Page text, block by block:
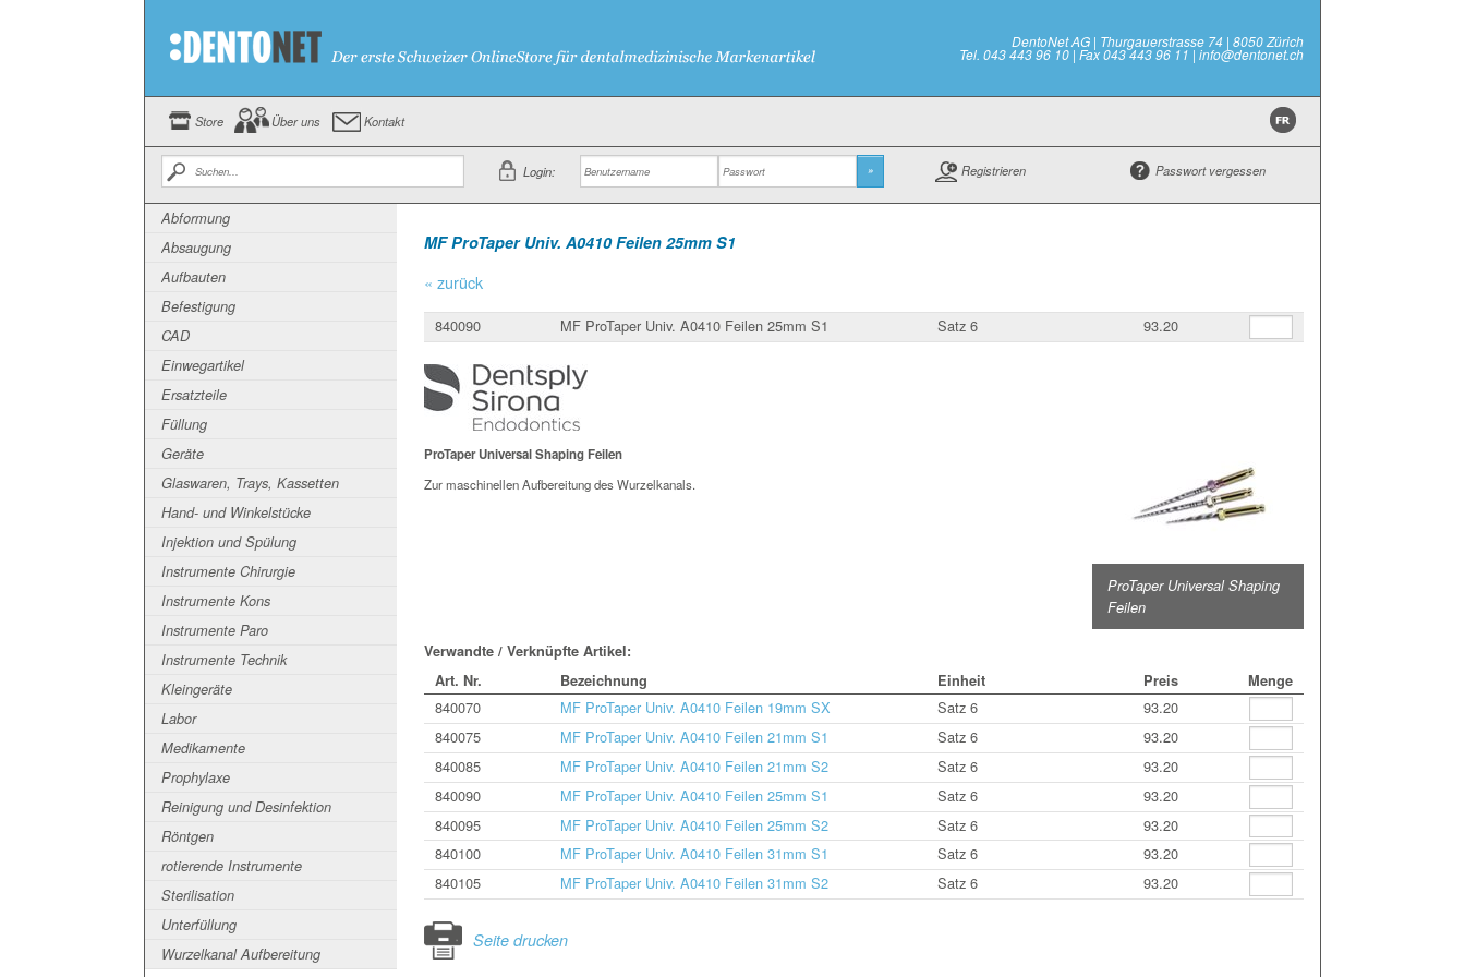
DentoNet AG | Thurgauerstrasse 74 | 8050 Zürich
Tel. 043 443 96 10 | Fax 043 443 96 11 | info@dentonet.ch
Store Über uns Kontakt
Login: » Registrieren Passwort vergessen
Abformung
Absaugung
Aufbauten
Befestigung
CAD
Einwegartikel
Ersatzteile
Füllung
Geräte
Glaswaren, Trays, Kassetten
Hand- und Winkelstücke
Injektion und Spülung
Instrumente Chirurgie
Instrumente Kons
Instrumente Paro
Instrumente Technik
Kleingeräte
Labor
Medikamente
Prophylaxe
Reinigung und Desinfektion
Röntgen
rotierende Instrumente
Sterilisation
Unterfüllung
Wurzelkanal Aufbereitung
MF ProTaper Univ. A0410 Feilen 25mm S1
« zurück
840090 MF ProTaper Univ. A0410 Feilen 25mm S1 Satz 6 93.20
ProTaper Universal Shaping Feilen
Zur maschinellen Aufbereitung des Wurzelkanals.
ProTaper Universal Shaping
Feilen
Verwandte / Verknüpfte Artikel:
Art. Nr.
Bezeichnung Einheit Preis Menge
840070 MF ProTaper Univ. A0410 Feilen 19mm SX Satz 6
93.20
840075
MF ProTaper Univ. A0410 Feilen 21mm S1 Satz 6
93.20
840085
MF ProTaper Univ. A0410 Feilen 21mm S2 Satz 6
93.20
840090
MF ProTaper Univ. A0410 Feilen 25mm S1 Satz 6
93.20
840095
MF ProTaper Univ. A0410 Feilen 25mm S2 Satz 6
93.20
840100
MF ProTaper Univ. A0410 Feilen 31mm S1 Satz 6
93.20
840105
MF ProTaper Univ. A0410 Feilen 31mm S2 Satz 6 93.20
Seite drucken